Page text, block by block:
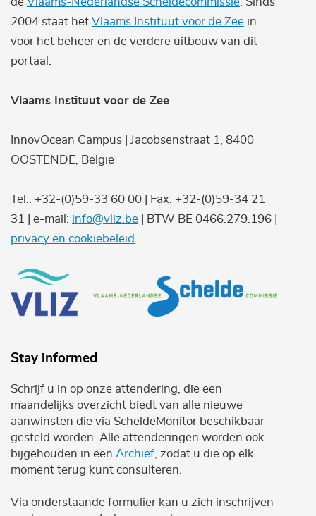
2004 staat het Vlaams Instituut voor de Zee in
voor het beheer en de verdere uitbouw van dit
portaal.
Vlaams Instituut voor de Zee
InnovOcean Campus | Jacobsenstraat 1, 8400
OOSTENDE, België
Tel.: +32-(0)59-33 60 00 | Fax: +32-(0)59-34 21
31 | e-mail: info@vliz.be | BTW BE 0466.279.196 |
privacy en cookiebeleid
Stay informed
Schrijf u in op onze attendering, die een
maandelijks overzicht biedt van alle nieuwe
aanwinsten die via ScheldeMonitor beschikbaar
gesteld worden. Alle attenderingen worden ook
bijgehouden in een Archief , zodat u die op elk
moment terug kunt consulteren.
Via onderstaande formulier kan u zich inschrijven